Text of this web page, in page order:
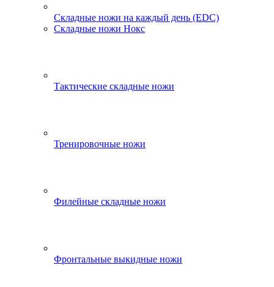
Складные ножи на каждый день (EDC)
Складные ножи Нокс
Тактические складные ножи
Тренировочные ножи
Филейные складные ножи
Фронтальные выкидные ножи